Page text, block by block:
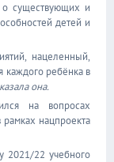
о существующих и
детей и
нацеленный,
каждого ребёнка в
она.
на вопросах
нацпроекта
2021/22 учебного